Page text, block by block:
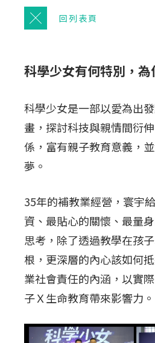
回列表頁
科學少女有何特別，為
科學少女是一部以愛為出
畫，探討科技與親情間衍
係，富有親子教育意義，
夢。
35年的補教業經營，寰宇
資、最貼心的關懷、最量
思考，除了透過教學在孩
根，更深層的內心該如何
業社會責任的內涵，以實
子Ｘ生命教育帶來影響力。